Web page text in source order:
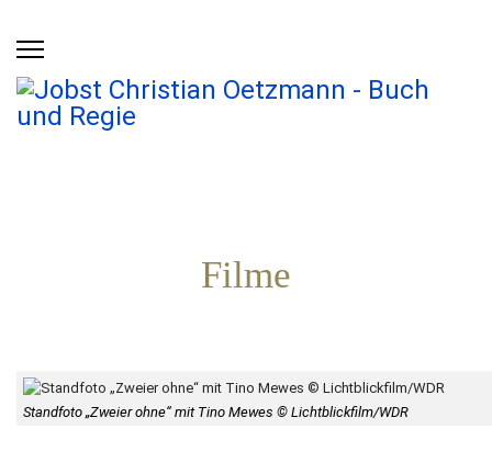
Filme
Standfoto „Zweier ohne“ mit Tino Mewes © Lichtblickfilm/WDR